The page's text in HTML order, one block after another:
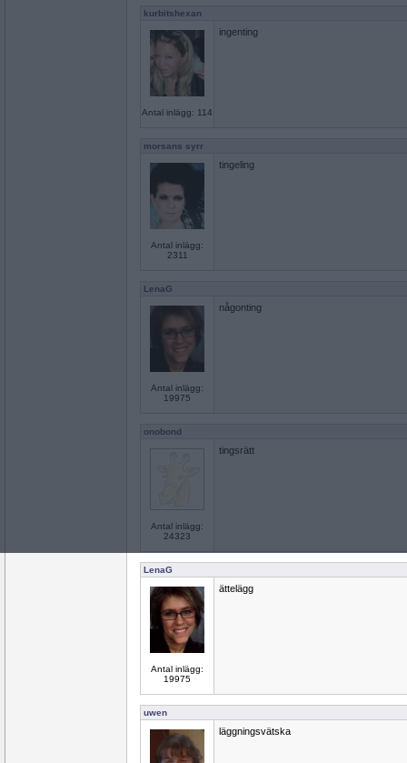
kurbitshexan
Antal inlägg: 114
ingenting
morsans syrr
Antal inlägg:
2311
tingeling
LenaG
Antal inlägg:
19975
någonting
onobond
Antal inlägg:
24323
tingsrätt
LenaG
Antal inlägg:
19975
ättelägg
uwen
läggningsvätska